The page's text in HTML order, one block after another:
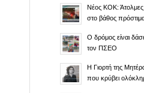
Νέος ΚΟΚ: Άτολμες
στο βάθος
Ο δρόμος είναι
τον ΠΣΕΟ
Η Γιορτή της
που κρύβει